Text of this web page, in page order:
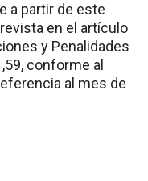
a partir de este
en el artículo
y Penalidades
conforme al
al mes de